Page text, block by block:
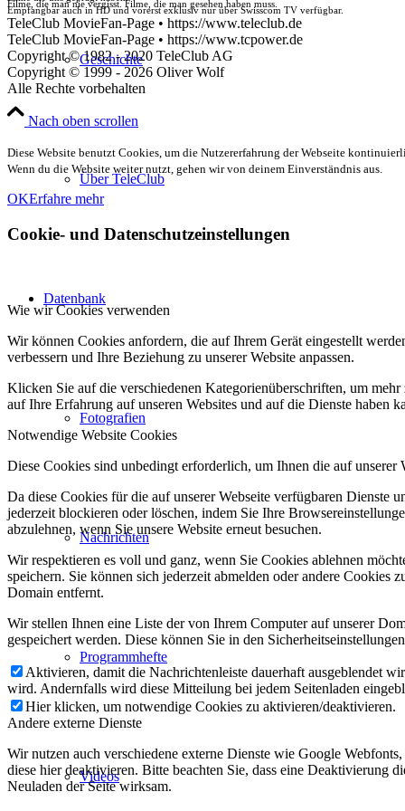
Geschichte
Über TeleClub
Datenbank
Fotografien
Nachrichten
Programmhefte
Videos
Filme, die man nie vergisst. Filme, die man gesehen haben muss.
Empfangbar auch in HD und vorerst exklusiv nur über Swisscom TV verfügbar.
TeleClub MovieFan-Page • https://www.teleclub.de
TeleClub MovieFan-Page • https://www.tcpower.de
Copyright © 1982 - 2020 TeleClub AG
Copyright © 1999 - 2026 Oliver Wolf
Alle Rechte vorbehalten
Nach oben scrollen
Diese Website benutzt Cookies, um die Nutzererfahrung der Webseite
Wenn du die Website weiter nutzt, gehen wir von deinem Einverständnis aus.
OKErfahre mehr
Cookie- und Datenschutzeinstellungen
Wie wir Cookies verwenden
Wir können Cookies anfordern, die auf Ihrem Gerät eingestellt
verbessern und Ihre Beziehung zu unserer Website anpassen.
Klicken Sie auf die verschiedenen Kategorienüberschriften, um
auf Ihre Erfahrung auf unseren Websites und auf die Dienste haben
Notwendige Website Cookies
Diese Cookies sind unbedingt erforderlich, um Ihnen die auf
Da diese Cookies für die auf unserer Webseite verfügbaren
jederzeit blockieren oder löschen, indem Sie Ihre
abzulehnen, wenn Sie unsere Website erneut besuchen.
Wir respektieren es voll und ganz, wenn Sie Cookies ablehnen
speichern. Sie können sich jederzeit abmelden oder andere Cookies
Domain entfernt.
Wir stellen Ihnen eine Liste der von Ihrem Computer auf unserer
gespeichert werden. Diese können Sie in den
Aktivieren, damit die Nachrichtenleiste dauerhaft ausgeblendet
wird. Andernfalls wird diese Mitteilung bei jedem Seitenladen
Hier klicken, um notwendige Cookies zu aktivieren/deaktivieren.
Andere externe Dienste
Wir nutzen auch verschiedene externe Dienste wie Google
diese hier deaktivieren. Bitte beachten Sie, dass eine Deaktivierung
Neuladen der Seite wirksam.